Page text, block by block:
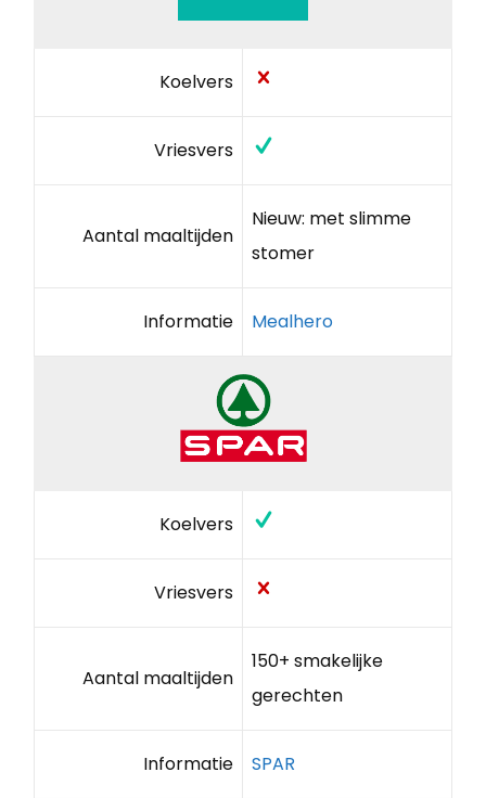
Koelvers
Vriesvers
Aantal maaltijden
Nieuw: met slimme
stomer
Informatie Mealhero
Koelvers
Vriesvers
Aantal maaltijden
150+ smakelijke
gerechten
Informatie SPAR